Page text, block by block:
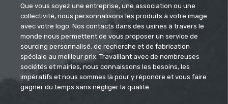
Que vous soyez une entreprise, une association ou une
collectivité, nous personnalisons les produits à votre image
avec votre logo. Nos contacts dans des usines à travers le
monde nous permettent de vous proposer un service de
sourcing personnalisé, de recherche et de fabrication
spéciale au meilleur prix. Travaillant avec de nombreuses
sociétés et mairies, nous connaissons les besoins, les
impératifs et nous sommes là pour y répondre et vous faire
gagner du temps sans négliger la qualité.